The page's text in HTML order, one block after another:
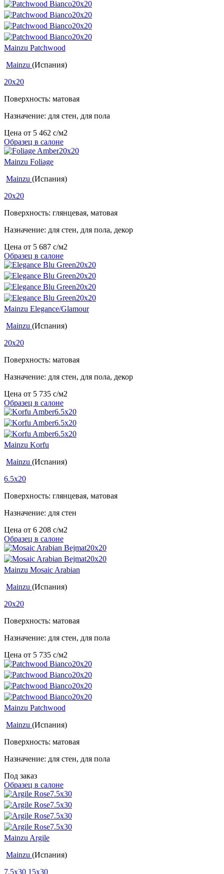
Mainzu Patchwood
Mainzu (Испания)
20x20
Поверхность: матовая
Назначение: для стен, для пола
Цена от 5 462 c/м2
Образец в салоне
Mainzu Foliage
Mainzu (Испания)
20x20
Поверхность: глянцевая, матовая
Назначение: для стен, для пола, декор
Цена от 5 687 c/м2
Образец в салоне
Mainzu Elegance/Glamour
Mainzu (Испания)
20x20
Поверхность: матовая
Назначение: для стен, для пола, декор
Цена от 5 735 c/м2
Образец в салоне
Mainzu Korfu
Mainzu (Испания)
6.5x20
Поверхность: глянцевая, матовая
Назначение: для стен
Цена от 6 208 c/м2
Образец в салоне
Mainzu Mosaic Arabian
Mainzu (Испания)
20x20
Поверхность: матовая
Назначение: для стен, для пола
Цена от 5 735 c/м2
Mainzu Patchwood
Mainzu (Испания)
Поверхность: матовая
Назначение: для стен, для пола
Под заказ
Образец в салоне
Mainzu Argile
Mainzu (Испания)
7.5x30 15x30